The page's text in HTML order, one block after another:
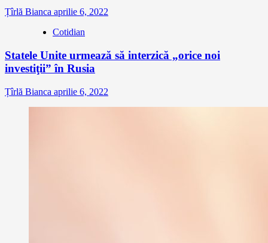
Țîrlă Bianca aprilie 6, 2022
Cotidian
Statele Unite urmează să interzică „orice noi
investiţii” în Rusia
Țîrlă Bianca aprilie 6, 2022